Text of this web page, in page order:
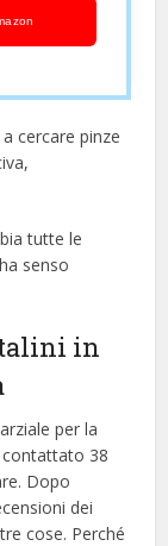
cercare pinze
tutte le
senso
in
per la
contattato 38
Dopo
dei
cose. Perché